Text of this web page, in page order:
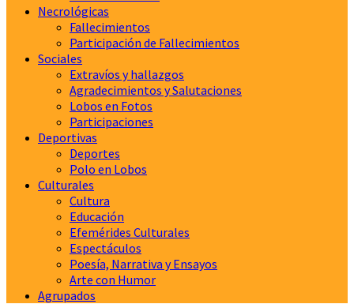
Necrológicas
Fallecimientos
Participación de Fallecimientos
Sociales
Extravíos y hallazgos
Agradecimientos y Salutaciones
Lobos en Fotos
Participaciones
Deportivas
Deportes
Polo en Lobos
Culturales
Cultura
Educación
Efemérides Culturales
Espectáculos
Poesía, Narrativa y Ensayos
Arte con Humor
Agrupados